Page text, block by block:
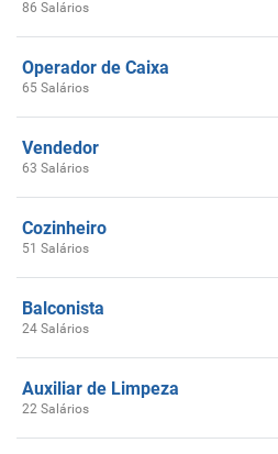
86 Salários
Operador de Caixa
65 Salários
Vendedor
63 Salários
Cozinheiro
51 Salários
Balconista
24 Salários
Auxiliar de Limpeza
22 Salários